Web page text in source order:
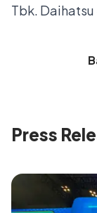
Tbk.
Press